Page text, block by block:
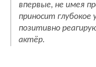
впервые, не имея
приносит
позитивно
актёр.